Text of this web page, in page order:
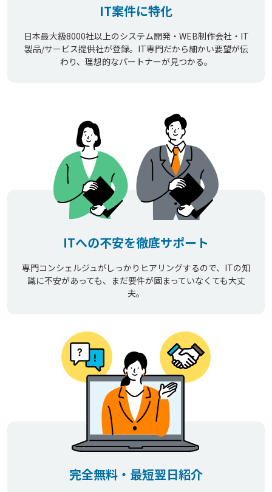
IT案件に特化
日本最大級8000社以上のシステム開発・WEB制作会社・IT
製品/サービス提供社が登録。IT専門だから細かい要望が伝
わり、理想的なパートナーが見つかる。
ITへの不安を徹底サポート
専門コンシェルジュがしっかりヒアリングするので、ITの知
識に不安があっても、まだ要件が固まっていなくても大丈
夫。
完全無料・最短翌日紹介